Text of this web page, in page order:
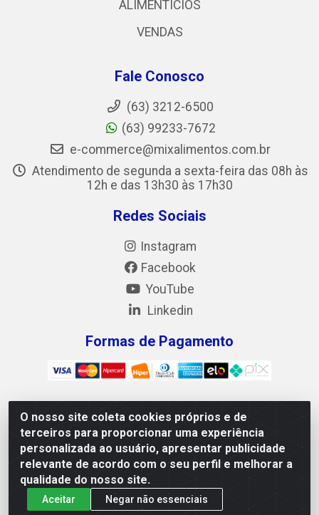
O nosso site coleta cookies próprios e de
terceiros para proporcionar uma experiência
personalizada ao usuário, apresentar publicidade
relevante de acordo com o seu perfil e melhorar a
qualidade do nosso site.
Aceitar Negar não essenciais
ALIMENTICIOS
VENDAS
Fale Conosco
(63) 3212-6500
(63) 99233-7672
e-commerce@mixalimentos.com.br
Atendimento de segunda a sexta-feira das 08h às
12h e das 13h30 às 17h30
Redes Sociais
Instagram
Facebook
YouTube
Linkedin
Formas de Pagamento
Mix Alimentos LTDA - Quadra Asr Ne 55 (412 Norte), Alameda
02, S/N - Plano Diretor Norte, Palmas/TO - CEP 77.006-540 -
CNPJ 05.922.500/0001-02